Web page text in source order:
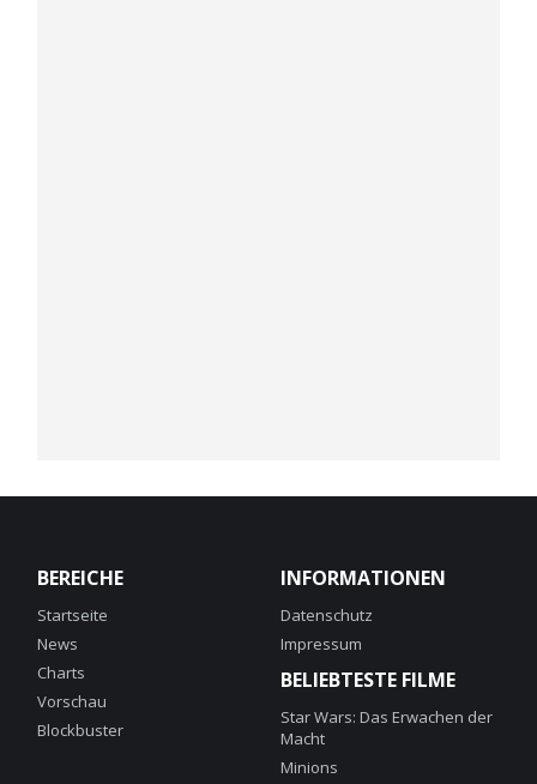
BEREICHE
Startseite
News
Charts
Vorschau
Blockbuster
INFORMATIONEN
Datenschutz
Impressum
BELIEBTESTE FILME
Star Wars: Das Erwachen der
Macht
Minions